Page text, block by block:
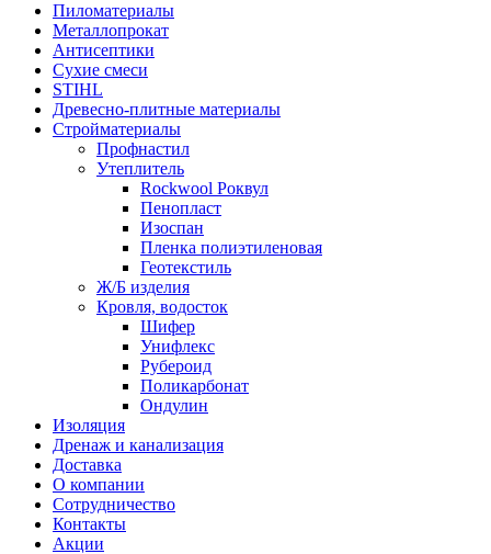
Пиломатериалы
Металлопрокат
Антисептики
Сухие смеси
STIHL
Древесно-плитные материалы
Стройматериалы
Профнастил
Утеплитель
Rockwool Роквул
Пенопласт
Изоспан
Пленка полиэтиленовая
Геотекстиль
Ж/Б изделия
Кровля, водосток
Шифер
Унифлекс
Рубероид
Поликарбонат
Ондулин
Изоляция
Дренаж и канализация
Доставка
О компании
Cотрудничество
Контакты
Акции